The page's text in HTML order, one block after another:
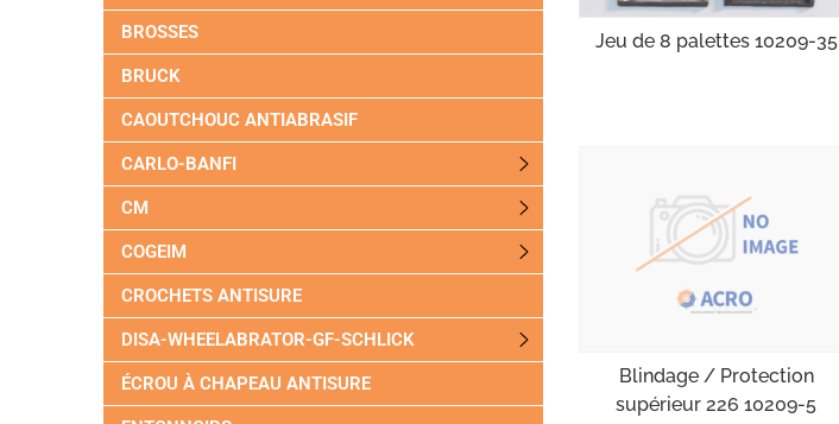
Jeu de 8 palettes 10209-35
Blindage / Protection
supérieur 226 10209-5
BROSSES
BRUCK
CAOUTCHOUC ANTIABRASIF
CARLO-BANFI
CM
COGEIM
CROCHETS ANTISURE
DISA-WHEELABRATOR-GF-SCHLICK
ÉCROU À CHAPEAU ANTISURE